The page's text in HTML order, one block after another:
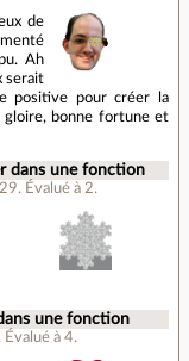
de
Ah
serait
positive pour créer la
bonne fortune et
dans une fonction
. Évalué à 2.
une fonction
Évalué à4.